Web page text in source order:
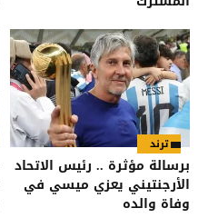
ترند
برسالة مؤثرة .. رئيس الاتحاد
الأرجنتيني يعزي ميسي في
وفاة والده